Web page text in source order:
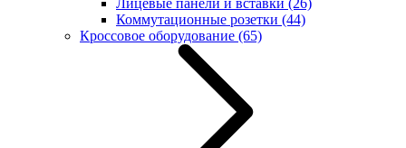
Лицевые панели и вставки (26)
Коммутационные розетки (44)
Кроссовое оборудование (65)